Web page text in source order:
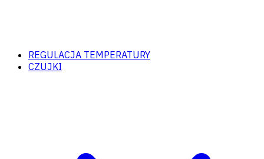
REGULACJA TEMPERATURY
CZUJKI